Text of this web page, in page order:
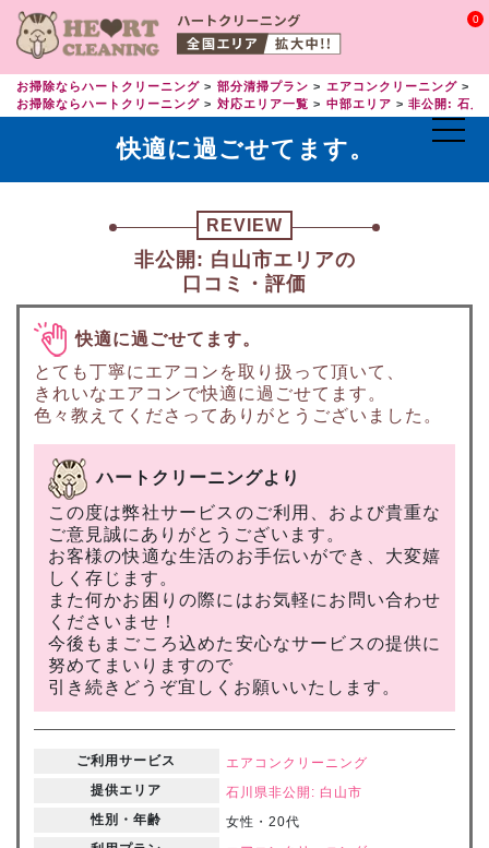
0
お掃除ならハートクリーニング 部分清掃プラン エアコンクリーニング
お掃除ならハートクリーニング
対応エリア一覧 中部エリア 非公開: 石川
快適に過ごせてます。
REVIEW
非公開: 白山市エリアの
口コミ・評価
快適に過ごせてます。
とても丁寧にエアコンを取り扱って頂いて、
きれいなエアコンで快適に過ごせてます。
色々教えてくださってありがとうございました。
ハートクリーニングより
この度は弊社サービスのご利用、および貴重な
ご意見誠にありがとうございます。
お客様の快適な生活のお手伝いができ、大変嬉
しく存じます。
また何かお困りの際にはお気軽にお問い合わせ
くださいませ！
今後もまごころ込めた安心なサービスの提供に
努めてまいりますので
引き続きどうぞ宜しくお願いいたします。
ご利用サービス
エアコンクリーニング
提供エリア
石川県非公開: 白山市
性別・年齢
女性・20代